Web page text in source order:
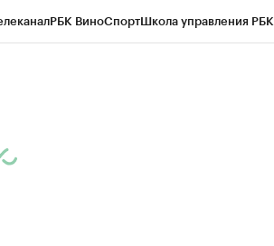
РБК ВиноСпортШкола управления РБК